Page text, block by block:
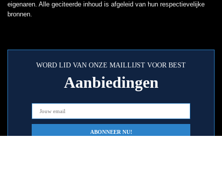
eigenaren. Alle geciteerde inhoud is afgeleid van hun respectievelijke
bronnen.
WORD LID VAN ONZE MAILLIJST VOOR BEST
Aanbiedingen